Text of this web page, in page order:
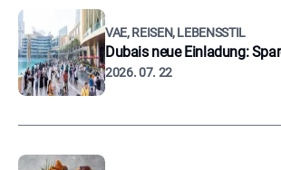
VAE, REISEN, LEBENSSTIL
Dubais neue Einladung:
2026. 07. 22